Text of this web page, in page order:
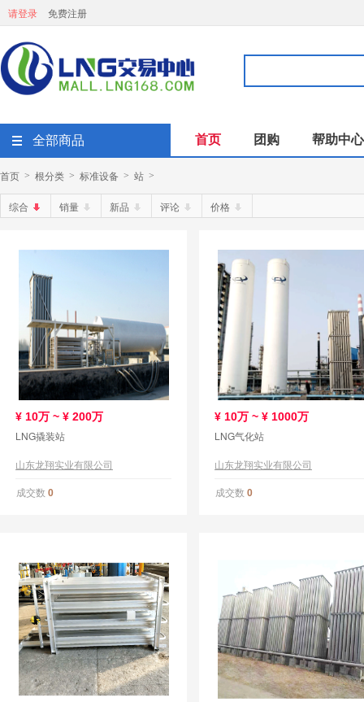
请登录 免费注册
全部商品 首页 团购 帮助中心
首页 > 根分类 > 标准设备 > 站 >
综合 销量 新品 评论 价格
¥ 10万 ~ ¥ 200万
LNG撬装站
山东龙翔实业有限公司
成交数 0
¥ 10万 ~ ¥ 1000万
LNG气化站
山东龙翔实业有限公司
成交数 0